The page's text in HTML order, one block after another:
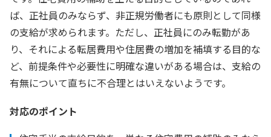
ば、正社員のみならず、非正規労働者にも原則として同様
の支給が求められます。ただし、正社員にのみ転勤があ
り、それによる転居費用や住居費の増加を補填する目的な
ど、前提条件や必要性に明確な違いがある場合は、支給の
有無について直ちに不合理とはいえないようです。
対応のポイント